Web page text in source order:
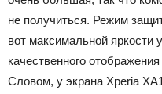
не получиться. Режим
вот максимальной яркости
качественного
Словом, у экрана Xperia